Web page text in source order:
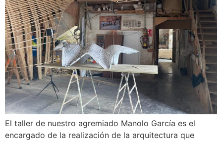
El taller de nuestro agremiado Manolo García es el
encargado de la realización de la arquitectura que